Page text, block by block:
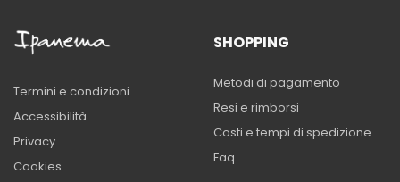
Termini e condizioni
Accessibilità
Privacy
Cookies
SHOPPING
Metodi di pagamento
Resi e rimborsi
Costi e tempi di spedizione
Faq